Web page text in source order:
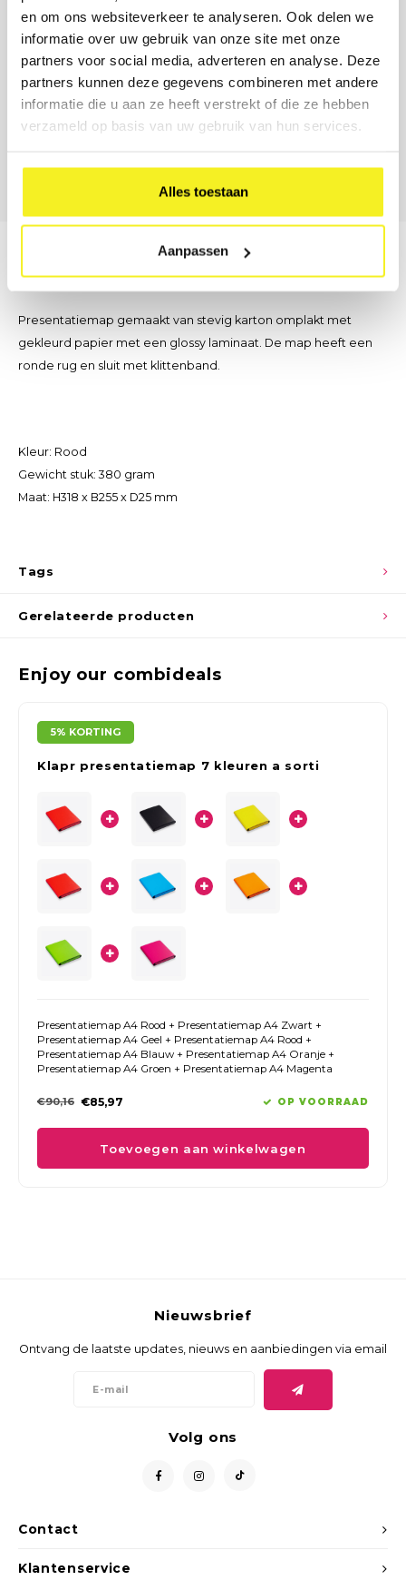
en om ons websiteverkeer te analyseren. Ook delen we
informatie over uw gebruik van onze site met onze
partners voor social media, adverteren en analyse. Deze
partners kunnen deze gegevens combineren met andere
informatie die u aan ze heeft verstrekt of die ze hebben
verzameld op basis van uw gebruik van hun services.
Alles toestaan
Aanpassen
Onze B2B-adviseur staat klaar.
Geen tijd voor een formulier? Bel, mail of stuur ons een bericht
— wij denken met u mee over formaat, materiaal en
bedrukking.
Beschrijving
Presentatiemap gemaakt van stevig karton omplakt met
gekleurd papier met een glossy laminaat. De map heeft een
ronde rug en sluit met klittenband.
Kleur: Rood
Gewicht stuk: 380 gram
Maat: H318 x B255 x D25 mm
Tags
Gerelateerde producten
Enjoy our combideals
5% KORTING
Klapr presentatiemap 7 kleuren a sorti
Presentatiemap A4 Rood + Presentatiemap A4 Zwart +
Presentatiemap A4 Geel + Presentatiemap A4 Rood +
Presentatiemap A4 Blauw + Presentatiemap A4 Oranje +
Presentatiemap A4 Groen + Presentatiemap A4 Magenta
€90,16 €85,97 OP VOORRAAD
Toevoegen aan winkelwagen
Contact
Nieuwsbrief
Ontvang de laatste updates, nieuws en aanbiedingen via email
Volg ons
Klantenservice